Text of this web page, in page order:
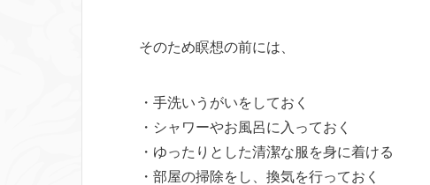
そのため瞑想の前には、
・手洗いうがいをしておく
・シャワーやお風呂に入っておく
・ゆったりとした清潔な服を身に着ける
・部屋の掃除をし、換気を行っておく